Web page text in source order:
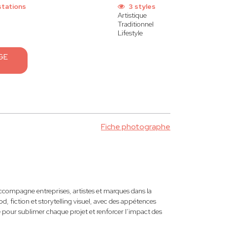
3 styles
Artistique
Traditionnel
Lifestyle
Fiche photographe
entreprises, artistes et marques dans la
fiction et storytelling visuel, avec des appétences
sublimer chaque projet et renforcer l’impact des